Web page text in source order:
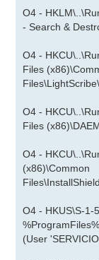
O4 -
- Search &
O4 -
Files
O4 -
Files
O4 -
(x86)\Common
O4 - HKUS\S-1-
(User